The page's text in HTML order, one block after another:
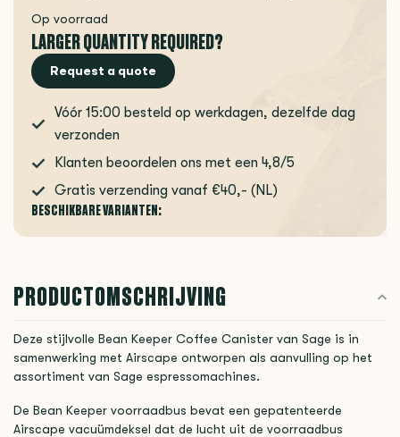
Op voorraad
LARGER QUANTITY REQUIRED?
Request a quote
Vóór 15:00 besteld op werkdagen, dezelfde dag
verzonden
Klanten beoordelen ons met een 4,8/5
Gratis verzending vanaf €40,- (NL)
BESCHIKBARE VARIANTEN:
PRODUCTOMSCHRIJVING
Deze stijlvolle Bean Keeper Coffee Canister van Sage is in
samenwerking met Airscape ontworpen als aanvulling op het
assortiment van Sage espressomachines.
De Bean Keeper voorraadbus bevat een gepatenteerde
Airscape vacuümdeksel dat de lucht uit de voorraadbus